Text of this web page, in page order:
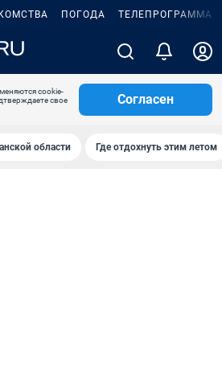
ПОГОДА ТЕЛЕПРОГРАММА
cookie-
свое
Согласен
области Где отдохнуть этим летом